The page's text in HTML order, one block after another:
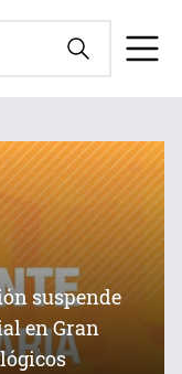
suspende
en Gran